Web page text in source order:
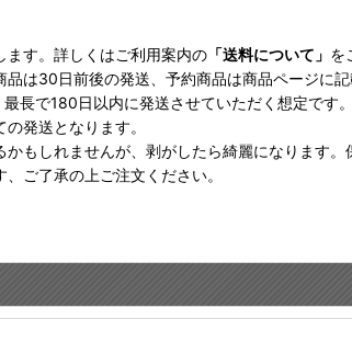
ます。詳しくはご利用案内の 「送料について」 を
は30日前後の発送、予約商品は商品ページに
長で180日以内に発送させていただく想定です。
発送となります。
もしれませんが、剥がしたら綺麗になります。
ご了承の上ご注文ください。